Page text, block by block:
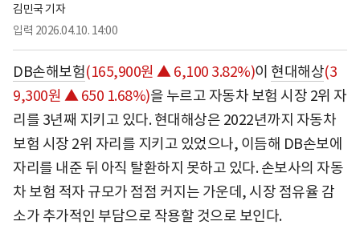
김민국 기자
입력 2026.04.10. 14:00
DB손해보험(165,900원 ▲ 6,100 3.82%)이 현대해상(3
9,300원 ▲ 650 1.68%)을 누르고 자동차 보험 시장 2위 자
리를 3년째 지키고 있다. 현대해상은 2022년까지 자동차
보험 시장 2위 자리를 지키고 있었으나, 이듬해 DB손보에
자리를 내준 뒤 아직 탈환하지 못하고 있다. 손보사의 자동
차 보험 적자 규모가 점점 커지는 가운데, 시장 점유율 감
소가 추가적인 부담으로 작용할 것으로 보인다.